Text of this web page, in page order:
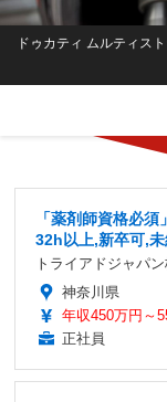
ドゥカティ ムルティス
「薬剤師資格必
32h以上,新卒可,
トライアドジャパ
神奈川県
年収450万円～
正社員